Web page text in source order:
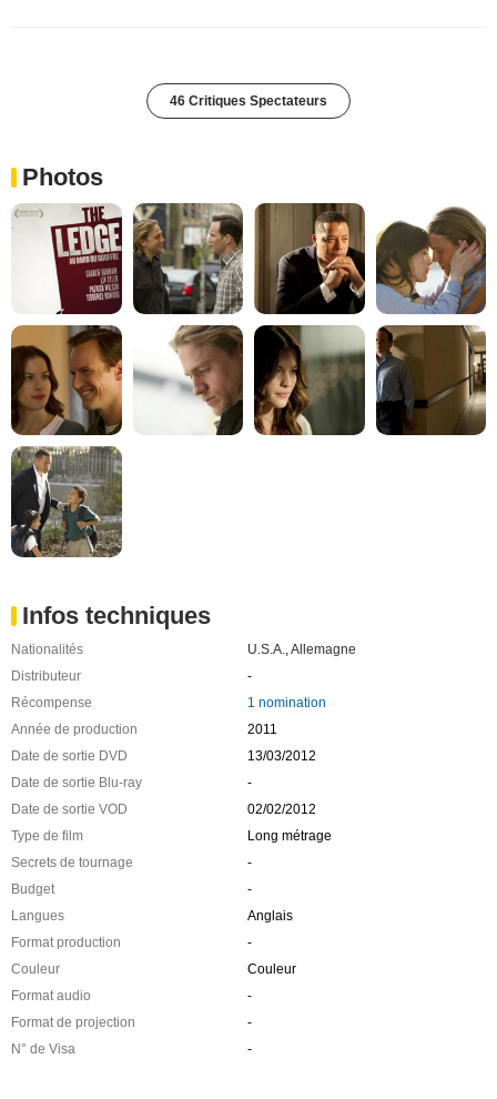
46 Critiques Spectateurs
Photos
Infos techniques
Nationalités U.S.A. Allemagne
Distributeur
-
Récompense
1 nomination
Année de production
2011
Date de sortie DVD
13/03/2012
Date de sortie Blu-ray
-
Date de sortie VOD
02/02/2012
Type de film
Long métrage
Secrets de tournage
-
Budget
-
Langues
Anglais
Format production
-
Couleur
Couleur
Format audio
-
Format de projection
-
N° de Visa
-